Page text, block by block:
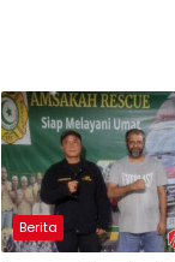
Berita